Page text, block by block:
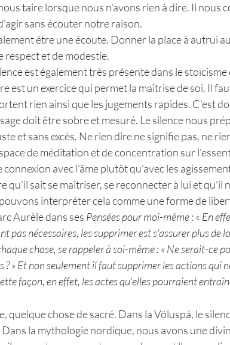
taire lorsque nous n'avons rien à dire. Il nous
sans écouter notre raison.
être une écoute. Donner la place à autrui
respect et de modestie.
est également très présente dans le
est un exercice qui permet la maîtrise de soi. Il
rien ainsi que les jugements rapides. C'est
doit être sobre et mesuré. Le silence nous
et sans excès. Ne rien dire ne signifie pas, ne
de méditation et de concentration sur
connexion avec l'âme plutôt qu'avec les
qu'il sait se maîtriser, se reconnecter à lui et qu'il
interpréter cela comme une forme de
Aurèle dans ses Pensées pour moi-même : « En
pas nécessaires, les supprimer est s'assurer plus de
chose, se rappeler à soi-même : « Ne serait-ce
? » Et non seulement il faut supprimer les actions qui
façon, en effet, les actes qu'elles pourraient
quelque chose de sacré. Dans la Völuspá, le
la mythologie nordique, nous avons une